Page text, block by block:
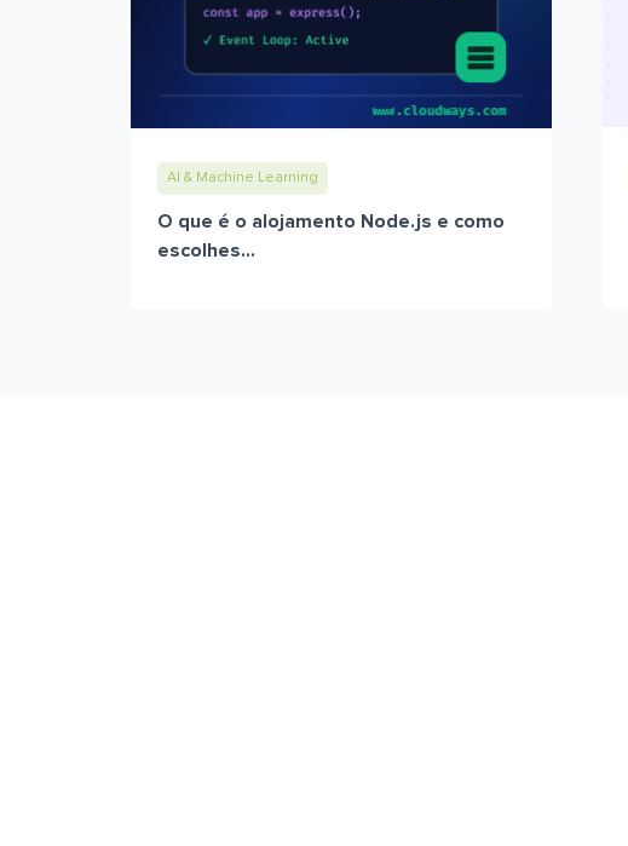
AI & Machine Learning
O que é o alojamento Node.js e como
escolhes...